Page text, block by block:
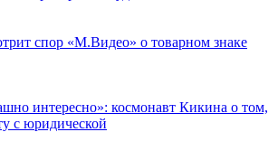
спор «М.Видео» о товарном знаке
интересно»: космонавт Кикина о том,
с юридической